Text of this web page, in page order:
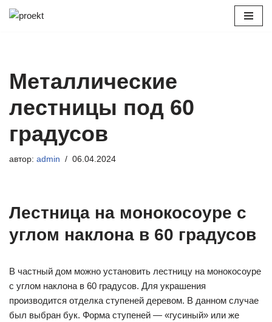
Металлические
лестницы под 60
градусов
автор: admin 06.04.2024
Лестница на монокосоуре с
углом наклона в 60 градусов
В частный дом можно установить лестницу на монокосоуре
с углом наклона в 60 градусов. Для украшения
производится отделка ступеней деревом. В данном случае
был выбран бук. Форма ступеней — «гусиный» или же